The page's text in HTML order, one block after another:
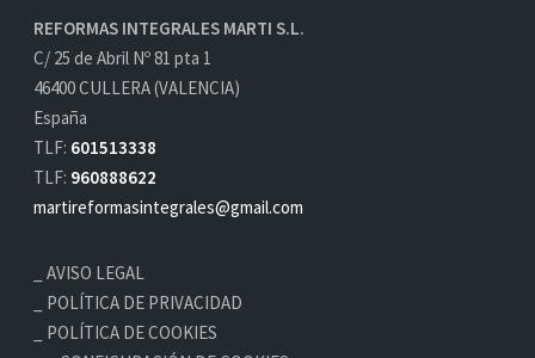
REFORMAS INTEGRALES MARTI S.L.
C/ 25 de Abril Nº 81 pta 1
46400 CULLERA (VALENCIA)
España
TLF: 601513338
TLF: 960888622
martireformasintegrales@gmail.com
AVISO LEGAL
POLÍTICA DE PRIVACIDAD
POLÍTICA DE COOKIES